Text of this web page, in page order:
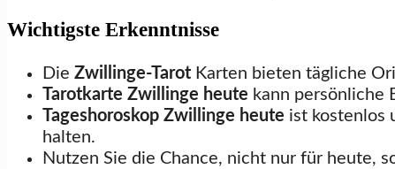
Wichtigste Erkenntnisse
Die Zwillinge-Tarot Karten bieten tägliche
Tarotkarte Zwillinge heute kann persönliche
Tageshoroskop Zwillinge heute ist kostenlos
halten.
Nutzen Sie die Chance, nicht nur für heute,